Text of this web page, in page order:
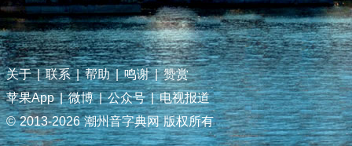
关于 | 联系 | 帮助 | 鸣谢 | 赞赏
苹果App | 微博 | 公众号 | 电视报道
© 2013-2026 潮州音字典网 版权所有